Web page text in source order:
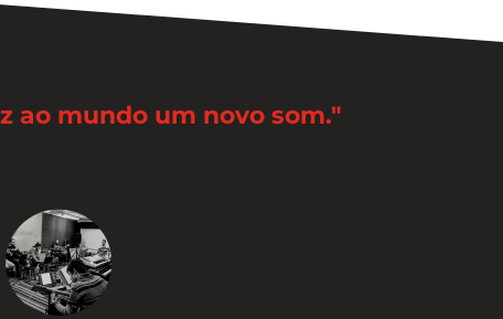
ao mundo um novo som."